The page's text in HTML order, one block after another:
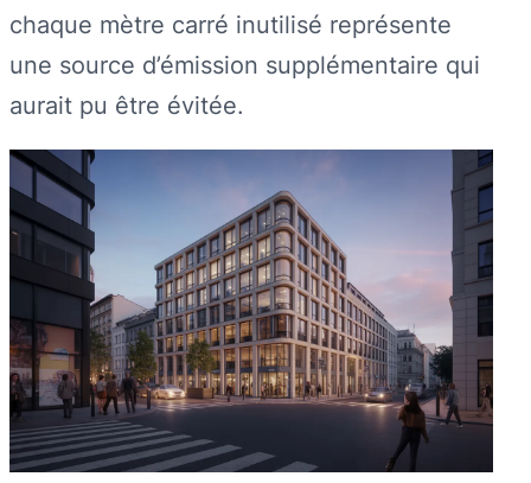
chaque mètre carré inutilisé représente
une source d’émission supplémentaire qui
aurait pu être évitée.